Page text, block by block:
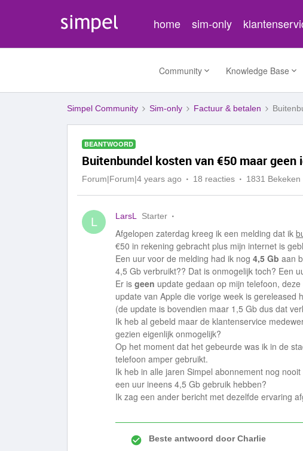
home sim-only
Community Knowledge Base
Simpel Community Sim-only Factuur & betalen
BEANTWOORD
Buitenbundel kosten van €50 maar geen
Forum|Forum|4 years ago 18 reacties 1831 Bekeken
L LarsL Starter
Afgelopen zaterdag kreeg ik een melding dat ik
€50 in rekening gebracht plus mijn internet is
Een uur voor de melding had ik nog 4,5 Gb aan
4,5 Gb verbruikt?? Dat is onmogelijk toch? Een
Er is geen update gedaan op mijn telefoon,
update van Apple die vorige week is gereleased
(de update is bovendien maar 1,5 Gb dus dat
Ik heb al gebeld maar de klantenservice
gezien eigenlijk onmogelijk?
Op het moment dat het gebeurde was ik in de
telefoon amper gebruikt.
Ik heb in alle jaren Simpel abonnement nog
een uur ineens 4,5 Gb gebruik hebben?
Ik zag een ander bericht met dezelfde ervaring
Beste antwoord doorCharlie